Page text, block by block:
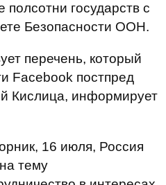
государств с
Безопасности ООН.
перечень, который
Facebook постпред
Кислица, информирует
16 июля, Россия
на тему